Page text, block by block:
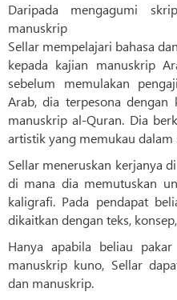
Daripada mengagumi
manuskrip
Sellar mempelajari bahasa
kepada kajian manuskrip
sebelum memulakan
Arab, dia terpesona dengan
manuskrip al-Quran. Dia
artistik yang memukau dalam
Sellar meneruskan kerjanya
di mana dia memutuskan
kaligrafi. Pada pendapat
dikaitkan dengan teks,
Hanya apabila beliau
manuskrip kuno, Sellar
dan manuskrip.